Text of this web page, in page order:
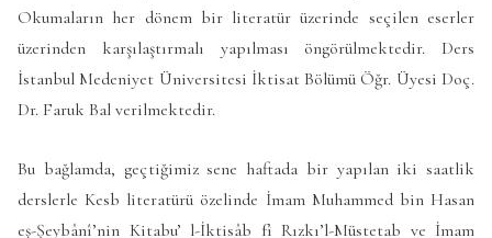
Okumaların her dönem bir literatür üzerinde seçilen eserler
üzerinden karşılaştırmalı yapılması öngörülmektedir. Ders
İstanbul Medeniyet Üniversitesi İktisat Bölümü Öğr. Üyesi Doç.
Dr. Faruk Bal verilmektedir.
Bu bağlamda, geçtiğimiz sene haftada bir yapılan iki saatlik
derslerle Kesb literatürü özelinde İmam Muhammed bin Hasan
eş-Şeybânî’nin Kitabu’ l-İktisâb fî Rızkı’l-Müstetab ve İmam